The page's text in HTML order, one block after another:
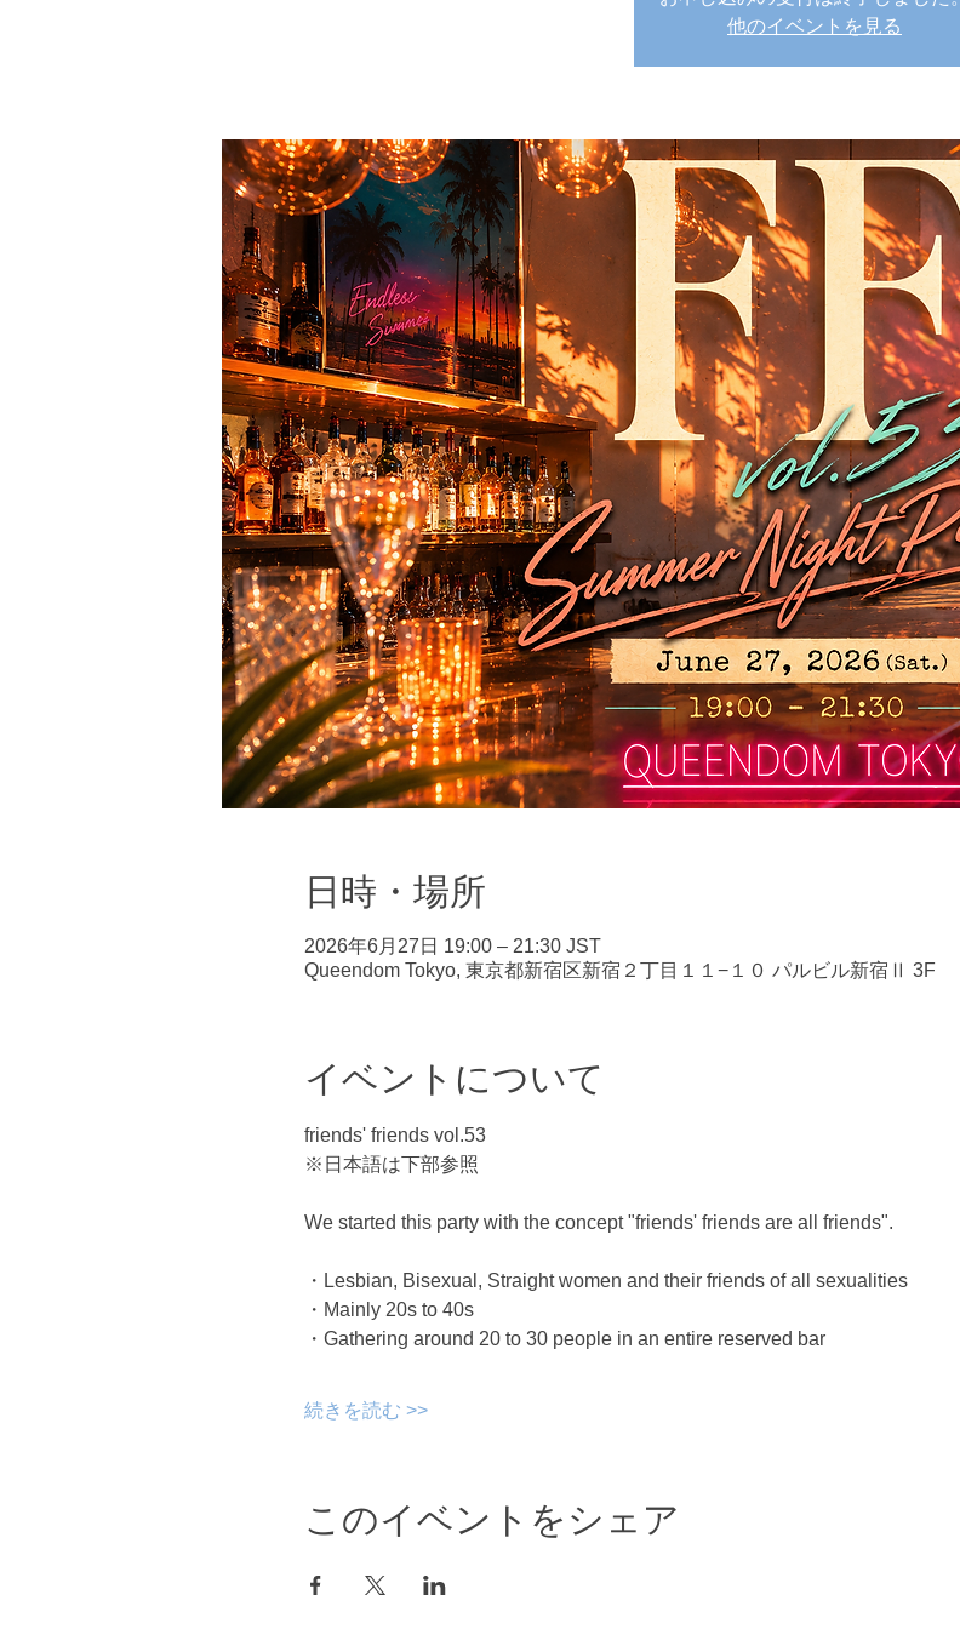
他のイベントを見る
日時・場所
2026年6月27日 19:00 – 21:30 JST
Queendom Tokyo, 東京都新宿区新宿２丁目１１−１０ パルビル新宿Ⅱ 3F
イベントについて
friends' friends vol.53
※日本語は下部参照
We started this party with the concept "friends' friends are all friends".
・Lesbian, Bisexual, Straight women and their friends of all sexualities
・Mainly 20s to 40s
・Gathering around 20 to 30 people in an entire reserved bar
続きを読む >>
このイベントをシェア